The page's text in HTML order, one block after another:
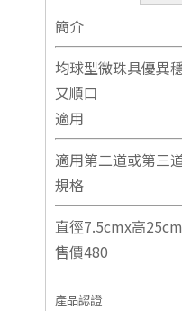
簡介
均球型微珠具優異
又順口
適用
適用第二道或第三
規格
直徑7.5cmx高25cm
售價480
產品認證